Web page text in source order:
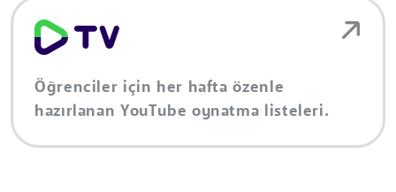
Öğrenciler için her hafta özenle
hazırlanan YouTube oynatma listeleri.